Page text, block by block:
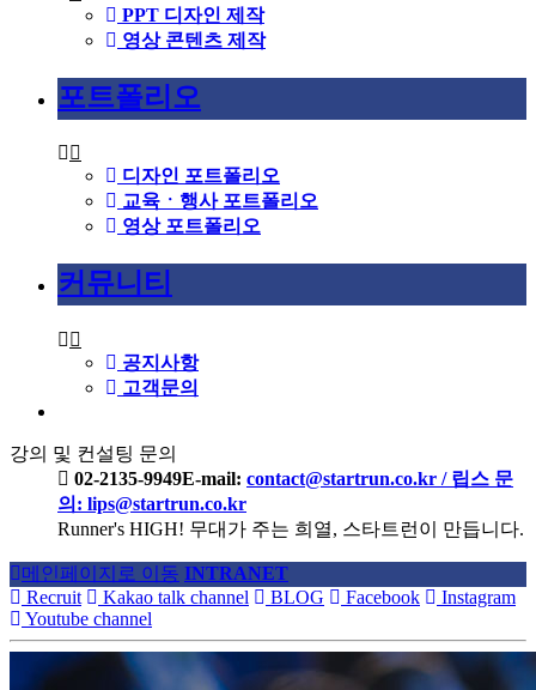
PPT 디자인 제작
영상 콘텐츠 제작
포트폴리오
디자인 포트폴리오
교육ㆍ행사 포트폴리오
영상 포트폴리오
커뮤니티
공지사항
고객문의
강의 및 컨설팅 문의
02-2135-9949E-mail: contact@startrun.co.kr / 립스 문
의: lips@startrun.co.kr
Runner's HIGH! 무대가 주는 희열, 스타트런이 만듭니다.
메인페이지로 이동 INTRANET
Recruit
Kakao talk channel BLOG Facebook
Instagram
Youtube channel